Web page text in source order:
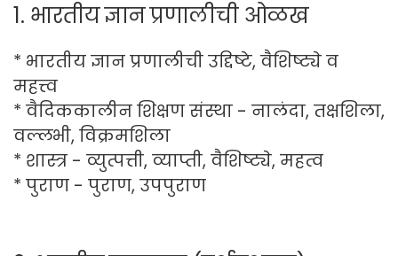
1. भारतीय ज्ञान प्रणालीची ओळख
* भारतीय ज्ञान प्रणालीची उद्दिष्टे, वैशिष्ट्ये व
महत्त्व
* वैदिककालीन शिक्षण संस्था - नालंदा, तक्षशिला,
वल्लभी, विक्रमशिला
* शास्त्र - व्युत्पत्ती, व्याप्ती, वैशिष्ट्ये, महत्व
* पुराण - पुराण, उपपुराण